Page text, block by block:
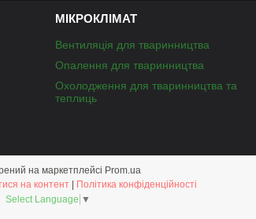
МІКРОКЛІМАТ
Вентиляція для тваринництва
Опалення для тваринництва
Охолодження для тваринництва та
теплиць
на маркетплейсі Prom.ua
на контент
Політика конфіденційності
Select Language ▼